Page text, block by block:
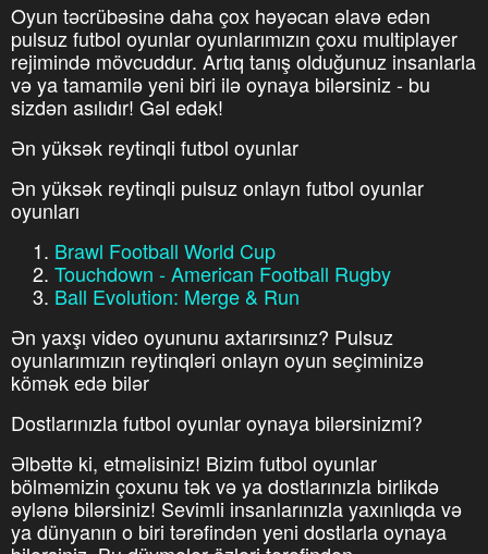
Oyun təcrübəsinə daha çox həyəcan əlavə edən
pulsuz futbol oyunlar oyunlarımızın çoxu multiplayer
rejimində mövcuddur. Artıq tanış olduğunuz insanlarla
və ya tamamilə yeni biri ilə oynaya bilərsiniz - bu
sizdən asılıdır! Gəl edək!
Ən yüksək reytinqli futbol oyunlar
Ən yüksək reytinqli pulsuz onlayn futbol oyunlar
oyunları
Brawl Football World Cup
Touchdown - American Football Rugby
Ball Evolution: Merge & Run
Ən yaxşı video oyununu axtarırsınız? Pulsuz
oyunlarımızın reytinqləri onlayn oyun seçiminizə
kömək edə bilər
Dostlarınızla futbol oyunlar oynaya bilərsinizmi?
Əlbəttə ki, etməlisiniz! Bizim futbol oyunlar
bölməmizin çoxunu tək və ya dostlarınızla birlikdə
əylənə bilərsiniz! Sevimli insanlarınızla yaxınlıqda və
ya dünyanın o biri tərəfindən yeni dostlarla oynaya